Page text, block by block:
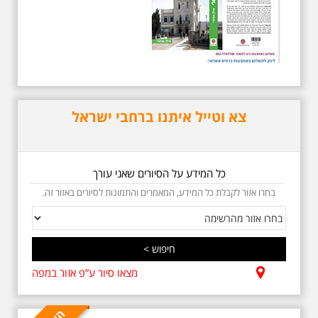
וגם קצת אלתרמן סיור
מיוחד בעקבות חייו
ושיריוו - עטור מצחך זהב
מחייו של אריק איינשטיין -
מתאים גם למשפחות -
תוצרת הארץ
בשנה השלוש עשרה לפטירתו סיור
באחדים מתחנותיו של אריק איינשטיין
בתל-אביב. החל ממקום ילדותו, דרך
המקומות שהזכיר בשיריו. מקום
עליהם חלם והתגעגע. נתחיל מבית
הולדתו ברחוב גורדון. נשמע אחדים
משיריו של אריק איינשטיין ונסיים את
הסיור ליד קברו בבית הקברות
צא וטייל איתנו ברחבי ישראל
כל המידע על הסיורים שאני עורך
בחרו אזור לקבלת כל המידע, המאמרים והתמונות לסיורים באזור זה.
מצאו סיור ע”פ אזור במפה